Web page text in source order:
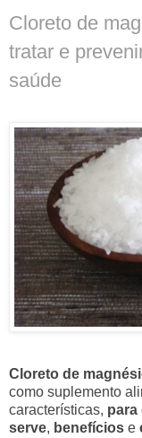
Cloreto de
tratar e
saúde
Cloreto de
como suplemento
características, para
serve, benefícios e